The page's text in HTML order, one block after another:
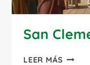
San
LEER MÁS SAN